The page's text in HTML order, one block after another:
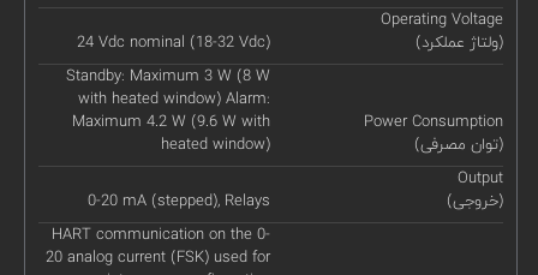
Operating Voltage
(ولتاژ عملکرد)
24 Vdc nominal (18-32 Vdc)
Power Consumption
(توان مصرفی)
Standby: Maximum 3 W (8 W
with heated window) Alarm:
Maximum 4.2 W (9.6 W with
heated window)
Output
(خروجی)
0-20 mA (stepped), Relays
HART communication on the 0-
20 analog current (FSK) used for